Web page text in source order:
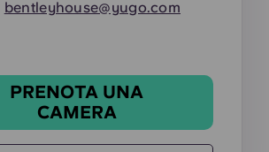
bentleyhouse@yugo.com
PRENOTA UNA
CAMERA